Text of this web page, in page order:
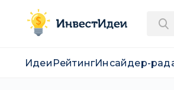
Идеи РейтингИнсайдер-